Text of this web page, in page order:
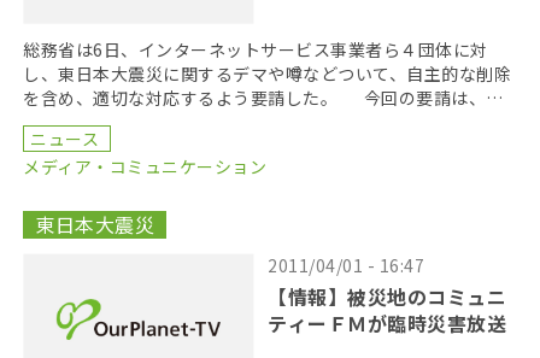
総務省は6日、インターネットサービス事業者ら４団体に対
し、東日本大震災に関するデマや噂などついて、自主的な削除
を含め、適切な対応するよう要請した。 今回の要請は、政
府の「被災地等における安全・安心の確保対策ワーキング […]
ニュース
メディア・コミュニケーション
東日本大震災
2011/04/01 - 16:47
【情報】被災地のコミュニ
ティーＦＭが臨時災害放送